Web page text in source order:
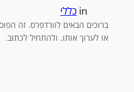
in כללי
ברוכים הבאים לוורדפרס. זה
או לערוך אותו, ולהתחיל לכתוב.